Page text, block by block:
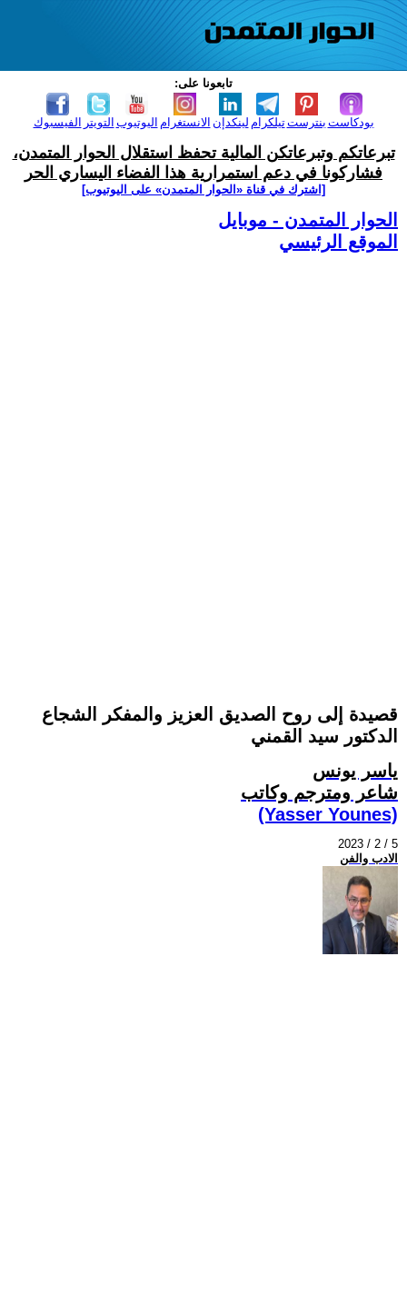
تابعونا على:
الفيسبوك التويتر اليوتيوب الانستغرام لينكدإن تيلكرامبنترست بودكاست
تبرعاتكم وتبرعاتكن المالية تحفظ استقلال الحوار المتمدن،
فشاركونا في دعم استمرارية هذا الفضاء اليساري الحر
[اشترك في قناة ‫«الحوار المتمدن» على اليوتيوب]
الحوار المتمدن - موبايل
الموقع الرئيسي
قصيدة إلى روح الصديق العزيز والمفكر الشجاع
الدكتور سيد القمني
ياسر يونس
شاعر ومترجم وكاتب
(Yasser Younes)
2023 / 2 / 5
الادب والفن